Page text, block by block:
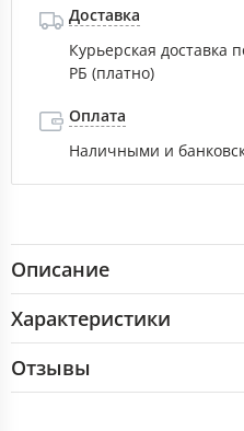
Доставка
Курьерская доставка
РБ (платно)
Оплата
Наличными и
Описание
Характеристики
Отзывы